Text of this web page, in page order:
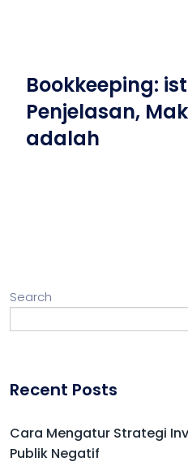
Bookkeeping:
Penjelasan,
adalah
Search
Recent Posts
Cara Mengatur Strategi
Publik Negatif